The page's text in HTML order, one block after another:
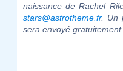
naissance de Rachel
stars@astrotheme.fr. Un
sera envoyé